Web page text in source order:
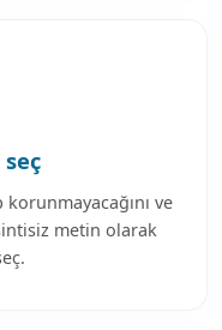
seç
ve
metin olarak